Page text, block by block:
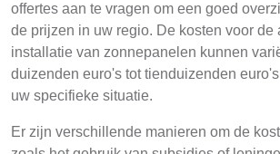
offertes aan te vragen om een goed
de prijzen in uw regio. De kosten voor de
installatie van zonnepanelen kunnen
duizenden euro's tot tienduizenden
uw specifieke situatie.
Er zijn verschillende manieren om de